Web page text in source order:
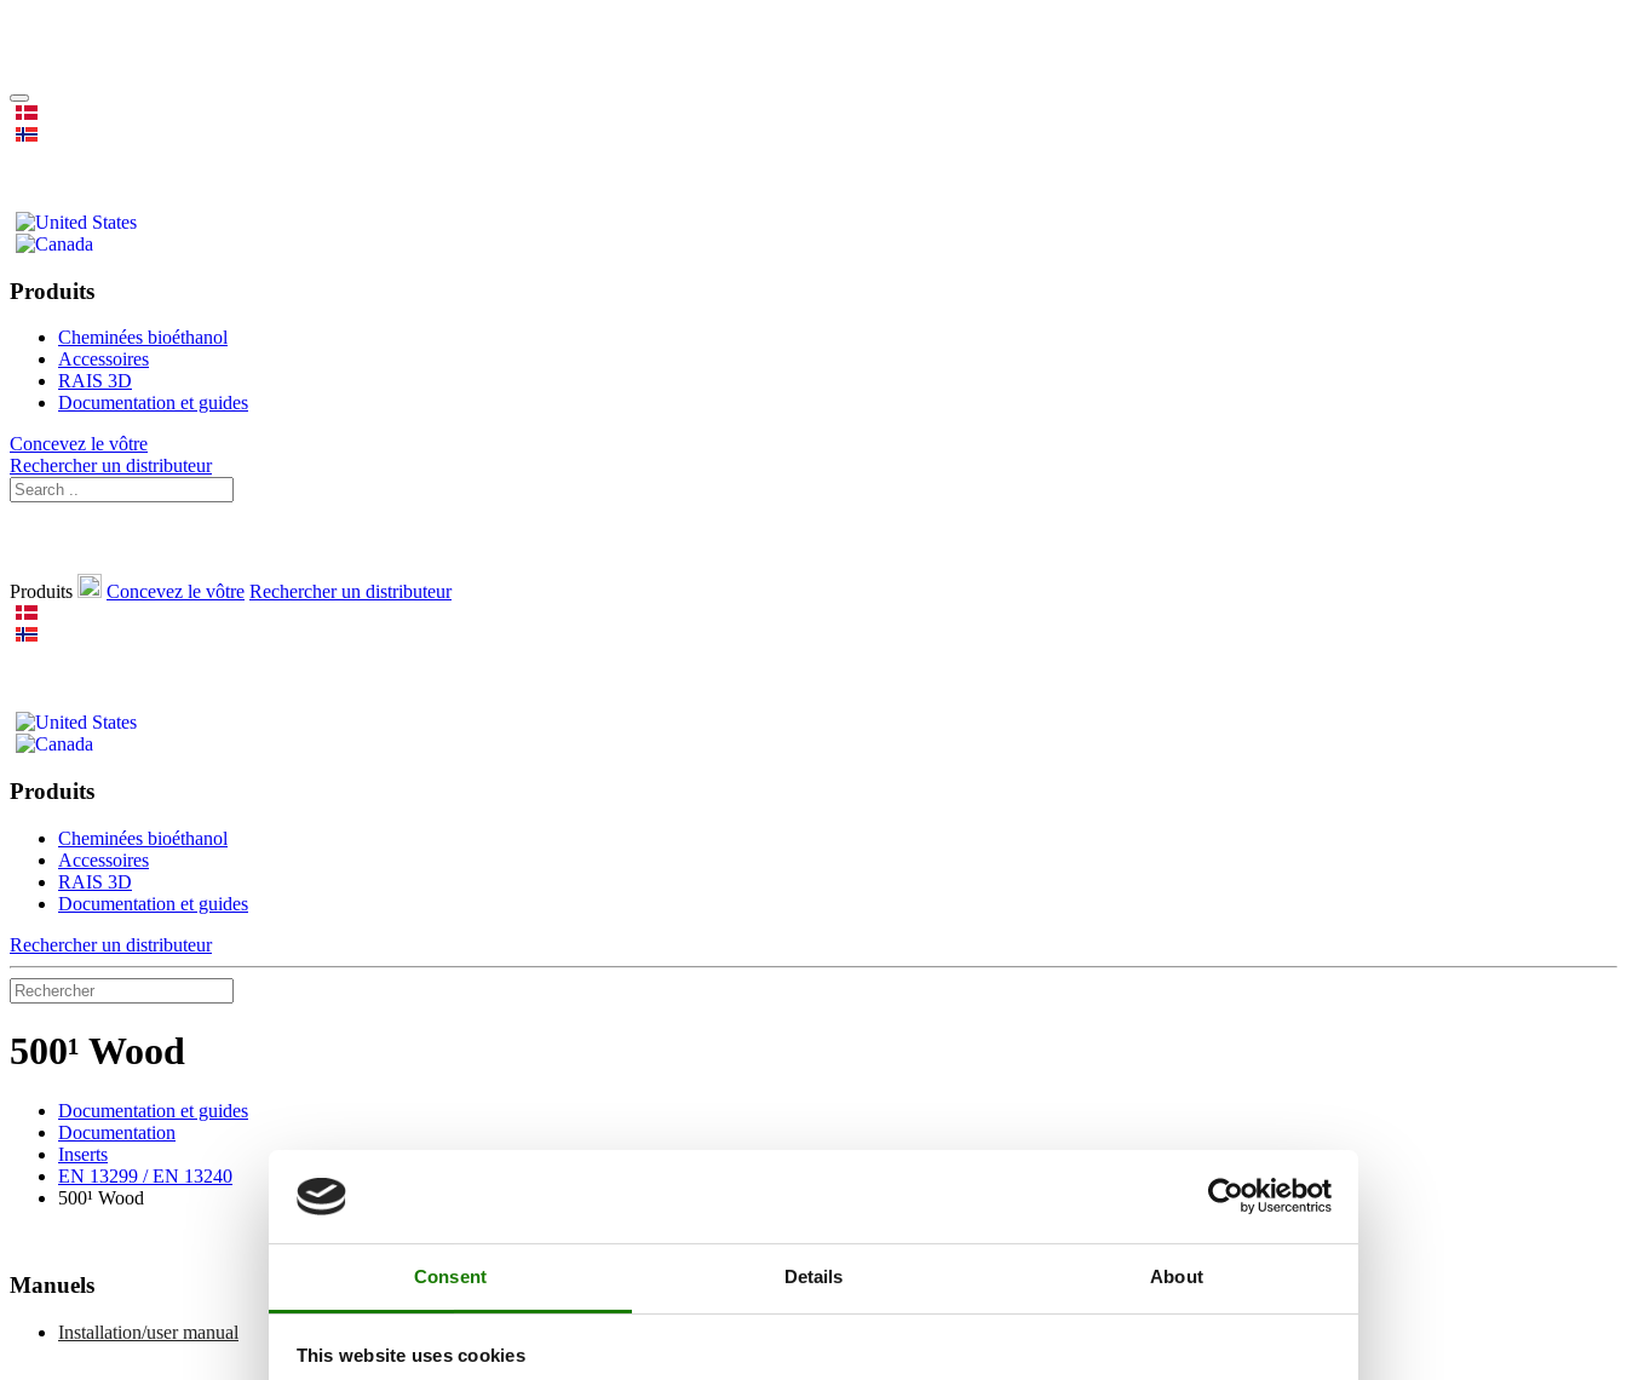
Consent Details About
This website uses cookies
Produits
Cheminées bioéthanol
Accessoires
RAIS 3D
Documentation et guides
Concevez le vôtre
Rechercher un distributeur
Produits Concevez le vôtre Rechercher un distributeur
Produits
Cheminées bioéthanol
Accessoires
RAIS 3D
Documentation et guides
Rechercher un distributeur
500¹ Wood
Documentation et guides
Documentation
Inserts
EN 13299 / EN 13240
500¹ Wood
Manuels
Installation/user manual